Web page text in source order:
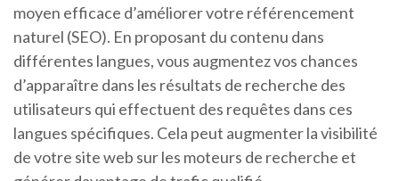
moyen efficace d’améliorer votre référencement
naturel (SEO). En proposant du contenu dans
différentes langues, vous augmentez vos chances
d’apparaître dans les résultats de recherche des
utilisateurs qui effectuent des requêtes dans ces
langues spécifiques. Cela peut augmenter la visibilité
de votre site web sur les moteurs de recherche et